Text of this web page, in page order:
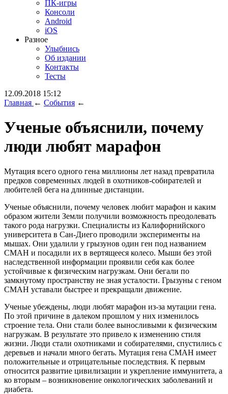
ПК-игры
Консоли
Android
iOS
Разное
Улыбнись
Об издании
Контакты
Тесты
12.09.2018 15:12
Главная ← События ←
Ученые объяснили, почему
люди любят марафон
Мутация всего одного гена миллионы лет назад превратила
предков современных людей в охотников-собирателей и
любителей бега на длинные дистанции.
Ученые объяснили, почему человек любит марафон и каким
образом жители Земли получили возможность преодолевать
такого рода нагрузки. Специалисты из Калифорнийского
университета в Сан-Диего проводили эксперименты на
мышах. Они удалили у грызунов один ген под названием
CMAH и посадили их в вертящееся колесо. Мыши без этой
наследственной информации проявили себя как более
устойчивые к физическим нагрузкам. Они бегали по
замкнутому пространству не зная усталости. Грызуны с геном
CMAH уставали быстрее и прекращали движение.
Ученые убеждены, люди любят марафон из-за мутации гена.
По этой причине в далеком прошлом у них изменилось
строение тела. Они стали более выносливыми к физическим
нагрузкам. В результате это привело к изменению стиля
жизни. Люди стали охотниками и собирателями, спустились с
деревьев и начали много бегать. Мутация гена CMAH имеет
положительные и отрицательные последствия. К первым
относится развитие цивилизации и укрепление иммунитета, а
ко вторым – возникновение онкологических заболеваний и
диабета.